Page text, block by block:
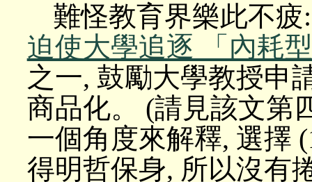
難怪教育界樂此不
迫使大學追逐 「內耗
之一, 鼓勵大學教授申
商品化。 (請見該文第
一個角度來解釋, 選擇
得明哲保身, 所以沒有